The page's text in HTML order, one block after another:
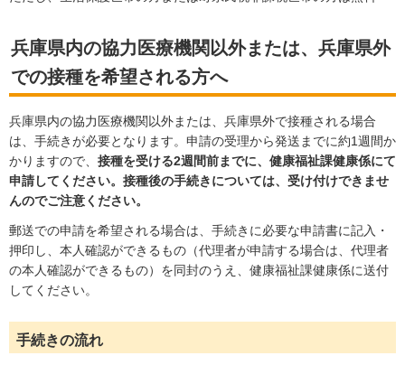
兵庫県内の協力医療機関以外または、兵庫県外
での接種を希望される方へ
兵庫県内の協力医療機関以外または、兵庫県外で接種される場合
は、手続きが必要となります。申請の受理から発送までに約1週間か
かりますので、 接種を受ける2週間前までに、健康福祉課健康係にて
申請してください。接種後の手続きについては、受け付けできませ
んのでご注意ください。
郵送での申請を希望される場合は、手続きに必要な申請書に記入・
押印し、本人確認ができるもの（代理者が申請する場合は、代理者
の本人確認ができるもの）を同封のうえ、健康福祉課健康係に送付
してください。
手続きの流れ